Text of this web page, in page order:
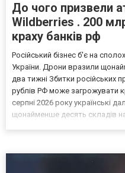
До чого призвели
Wildberries . 200
краху банків рф
Російський бізнес б'є на
України. Дрони вразили
два тижні Збитки російських
рублів РФ може загрожувати
серпні 2026 року українські
щонайменше десять складів